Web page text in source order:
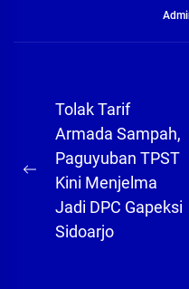
Navigasi
pos
Previous
post:
Tolak Tarif
Armada Sampah,
Paguyuban TPST
Kini Menjelma
Jadi DPC Gapeksi
Sidoarjo